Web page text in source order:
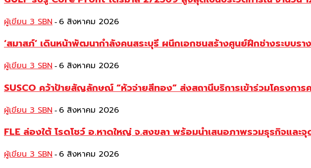
ผู้เขียน 3 SBN - 6 สิงหาคม 2026
‘สมาสภ์’ เดินหน้าพัฒนากำลังคนสระบุรี ผนึกเอกชนสร้างศูนย์ฝึกช่างระบบรา
ผู้เขียน 3 SBN - 6 สิงหาคม 2026
SUSCO คว้าป้ายสัญลักษณ์ “หัวจ่ายสีทอง” ส่งสถานีบริการเข้าร่วมโครงกา
ผู้เขียน 3 SBN - 6 สิงหาคม 2026
FLE ล่องใต้ โรดโชว์ อ.หาดใหญ่ จ.สงขลา พร้อมนำเสนอภาพรวมธุรกิจแล
ผู้เขียน 3 SBN - 6 สิงหาคม 2026